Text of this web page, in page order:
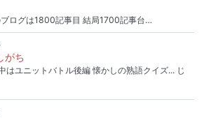
ログは1800記事目 結局1700記事台…
がち
はユニットバトル後編 懐かしの熟語クイズ... じ